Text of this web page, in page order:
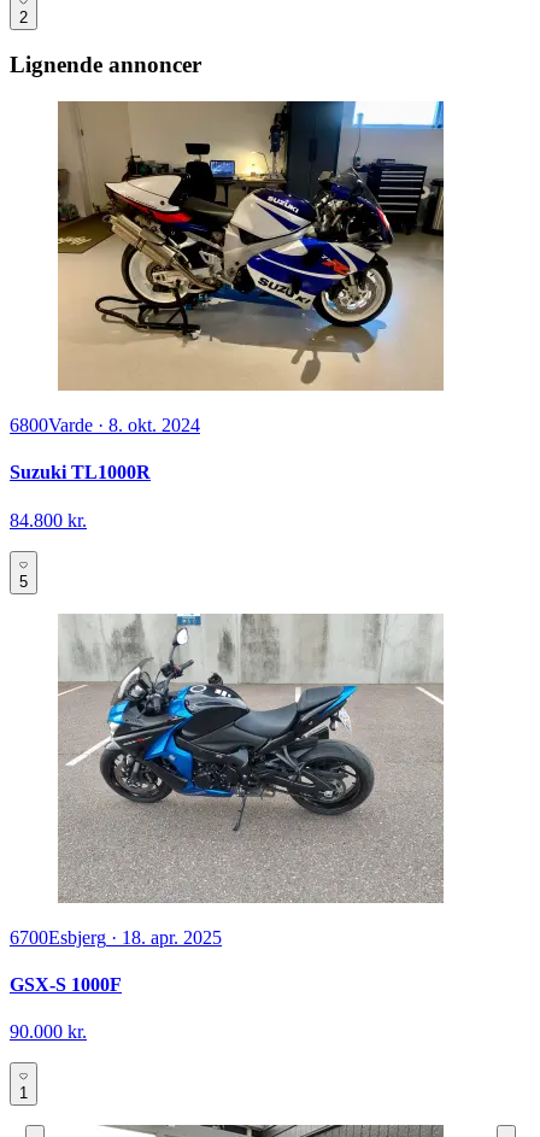
2
Lignende annoncer
6800Varde · 8. okt. 2024
Suzuki TL1000R
84.800 kr.
5
6700Esbjerg · 18. apr. 2025
GSX-S 1000F
90.000 kr.
1